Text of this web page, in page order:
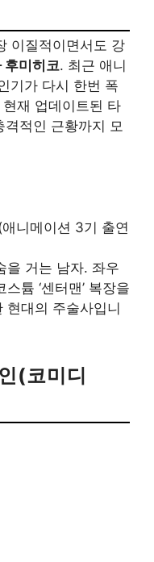
이질적이면서도 강
후미히코. 최근 애니
기가 다시 한번 폭
재 업데이트된 타
적인 근황까지 모
니메이션 3기 출연
을 거는 남자. 좌우
튬 ‘센터맨’ 복장을
현대의 주술사입니
(코미디